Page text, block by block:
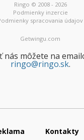
Ringo © 2008 - 2026
Podmienky inzercie
spracovania údajov
Getwingu.com
nás môžete na
ringo@ringo.sk.
Kontakty